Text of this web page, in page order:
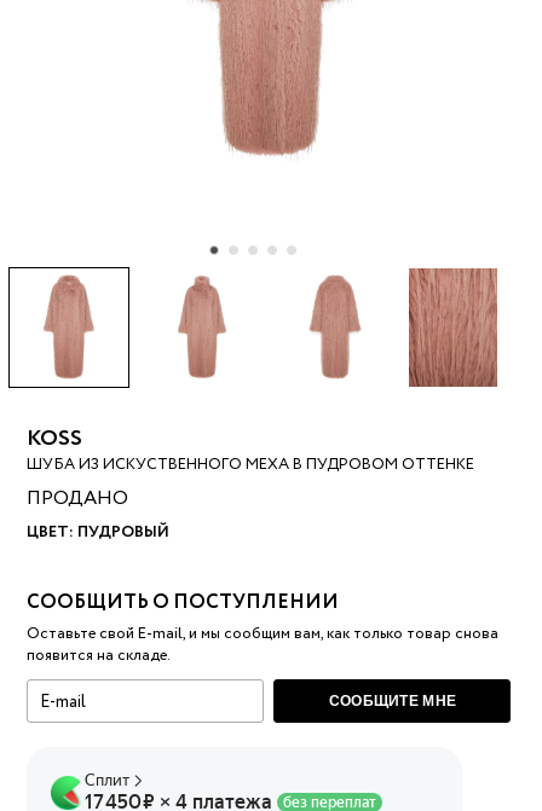
KOSS
ШУБА ИЗ ИСКУСТВЕННОГО МЕХА В ПУДРОВОМ ОТТЕНКЕ
ПРОДАНО
ЦВЕТ: ПУДРОВЫЙ
СООБЩИТЬ О ПОСТУПЛЕНИИ
Оставьте свой E-mail, и мы сообщим вам, как только товар снова
появится на складе.
СООБЩИТЕ МНЕ